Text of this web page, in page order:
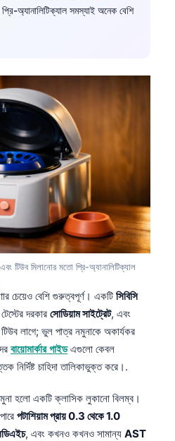
প্রি-অ্যানালিটিক্যাল সমস্যাই অনেক বেশি
টিউব মিলানোর মতো প্রি-অ্যানালিটিক্যাল
চেয়েও বেশি গুরুত্বপূর্ণ। একটি সিবিসি
দরকার সোডিয়াম সাইট্রেট, এবং
লাগে; ভুল পাত্র নমুনাকে অকার্যকর
বায়োমার্কার গাইডএগুলো কেবল
নির্দিষ্ট চাহিদা তালিকাভুক্ত করে।.
হলো একটি ক্লাসিক লুকানো বিলম্ব।
পটাশিয়াম প্রায় 0.3 থেকে 1.0
, এবং কখনও কখনও সামান্য AST